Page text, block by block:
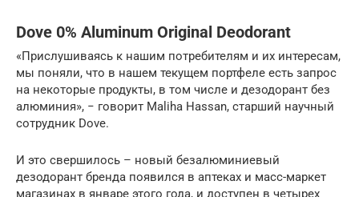
Dove 0% Aluminum Original Deodorant
«Прислушиваясь к нашим потребителям и их интересам,
мы поняли, что в нашем текущем портфеле есть запрос
на некоторые продукты, в том числе и дезодорант без
алюминия», − говорит Maliha Hassan, старший научный
сотрудник Dove.
И это свершилось – новый безалюминиевый
дезодорант бренда появился в аптеках и масс-маркет
магазинах в январе этого года, и доступен в четырех